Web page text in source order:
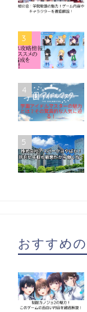
3
4
5
おすすめ